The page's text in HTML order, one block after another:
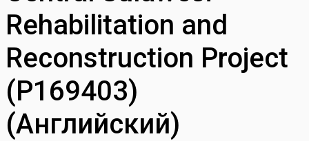
Rehabilitation and
Reconstruction Project
(P169403)
(Английский)